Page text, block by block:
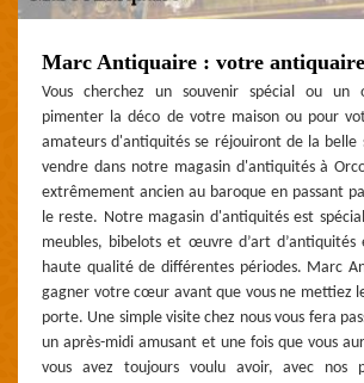
Marc Antiquaire : votre
Vous cherchez un souvenir spécial ou un
pimenter la déco de votre maison ou pour
amateurs d'antiquités se réjouiront de la belle
vendre dans notre magasin d'antiquités à
extrêmement ancien au baroque en passant
le reste. Notre magasin d'antiquités est
meubles, bibelots et œuvre d’art
haute qualité de différentes périodes. Marc
gagner votre cœur avant que vous ne mettiez
porte. Une simple visite chez nous vous fera
un après-midi amusant et une fois que vous
vous avez toujours voulu avoir, avec nos